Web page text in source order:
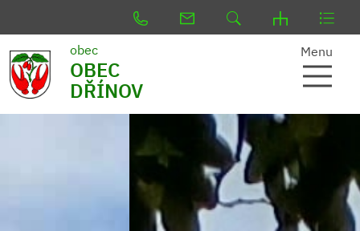
obec
OBEC
DŘÍNOV
Menu